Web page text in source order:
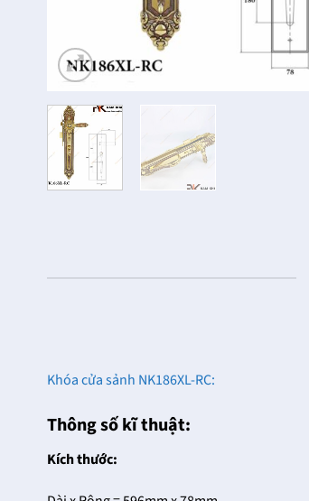
Khóa cửa sảnh NK186XL-RC:
Thông số kĩ thuật:
Kích thước: